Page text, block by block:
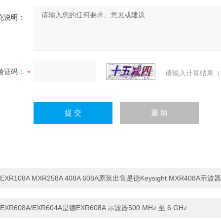
说明：
证码： 请输入计算结果
EXR108A MXR258A 408A 608A原装出售是德Keysight MXR408A示波器
EXR608A/EXR604A是德EXR608A 示波器500 MHz 至 6 GHz